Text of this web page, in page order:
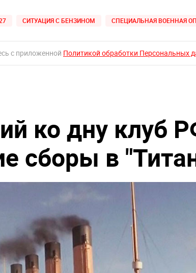
СИТУАЦИЯ С БЕНЗИНОМ СПЕЦИАЛЬНАЯ ВОЕННАЯ
с приложенной Политикой обработки Персональных
ко дну клуб
сборы в